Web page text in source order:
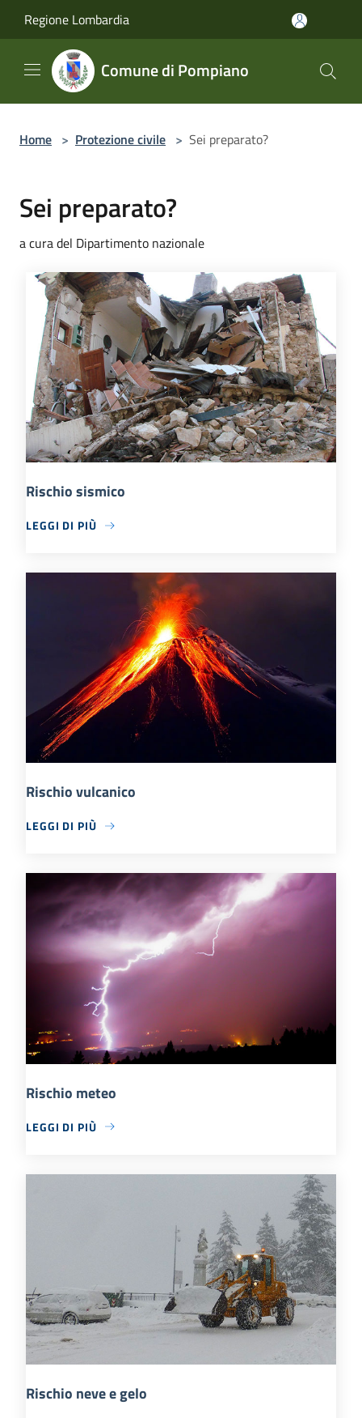
Regione Lombardia
Comune di Pompiano
Home > Protezione civile > Sei preparato?
Sei preparato?
a cura del Dipartimento nazionale
Rischio sismico
LEGGI DI PIÙ
Rischio vulcanico
LEGGI DI PIÙ
Rischio meteo
LEGGI DI PIÙ
Rischio neve e gelo